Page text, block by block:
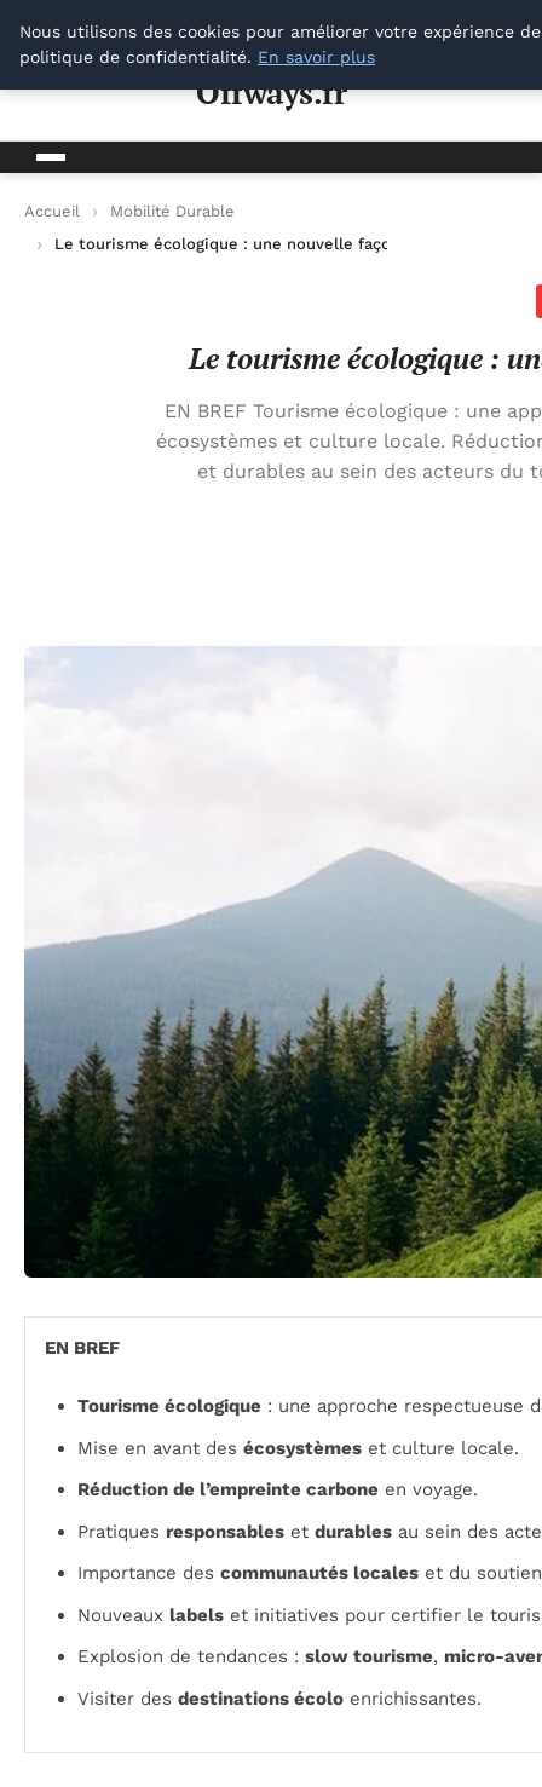
Offways.fr
Offways.fr
Accueil
Mobilité Durable
Le tourisme écologique : une nouvelle façon de voyager
Le tourisme écologique :
EN BREF Tourisme écologique : une
écosystèmes et culture locale.
et durables au sein des acteurs du
EN BREF
Tourisme écologique : une approche respectueuse
Mise en avant des écosystèmes et culture locale.
Réduction de l’empreinte carbone en voyage.
Pratiques responsables et durables au sein des
Importance des communautés locales et du
Nouveaux labels et initiatives pour certifier le
Explosion de tendances : slow tourisme, micro-
Visiter des destinations écolo enrichissantes.
Nous utilisons des cookies pour améliorer votre expérience
politique de confidentialité. En savoir plus